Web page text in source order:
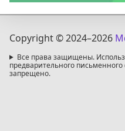
Copyright © 2024–2026
Все права защищены.
предварительного письменного
запрещено.